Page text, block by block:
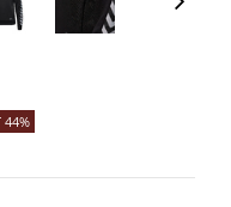
44%